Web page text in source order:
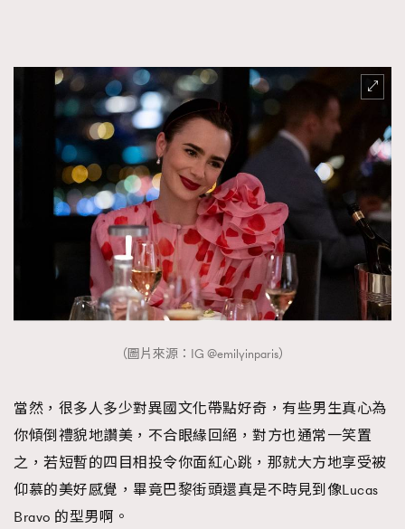
（圖片來源：IG @emilyinparis）
當然，很多人多少對異國文化帶點好奇，有些男生真心為
你傾倒禮貌地讚美，不合眼緣回絕，對方也通常一笑置
之，若短暫的四目相投令你面紅心跳，那就大方地享受被
仰慕的美好感覺，畢竟巴黎街頭還真是不時見到像Lucas
Bravo 的型男啊。